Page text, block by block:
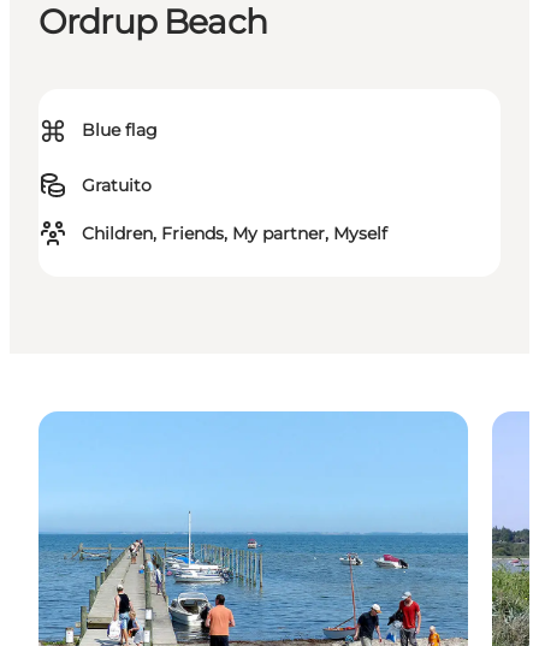
Ordrup Beach
⌘ Blue flag
Gratuito
Children, Friends, My partner, Myself